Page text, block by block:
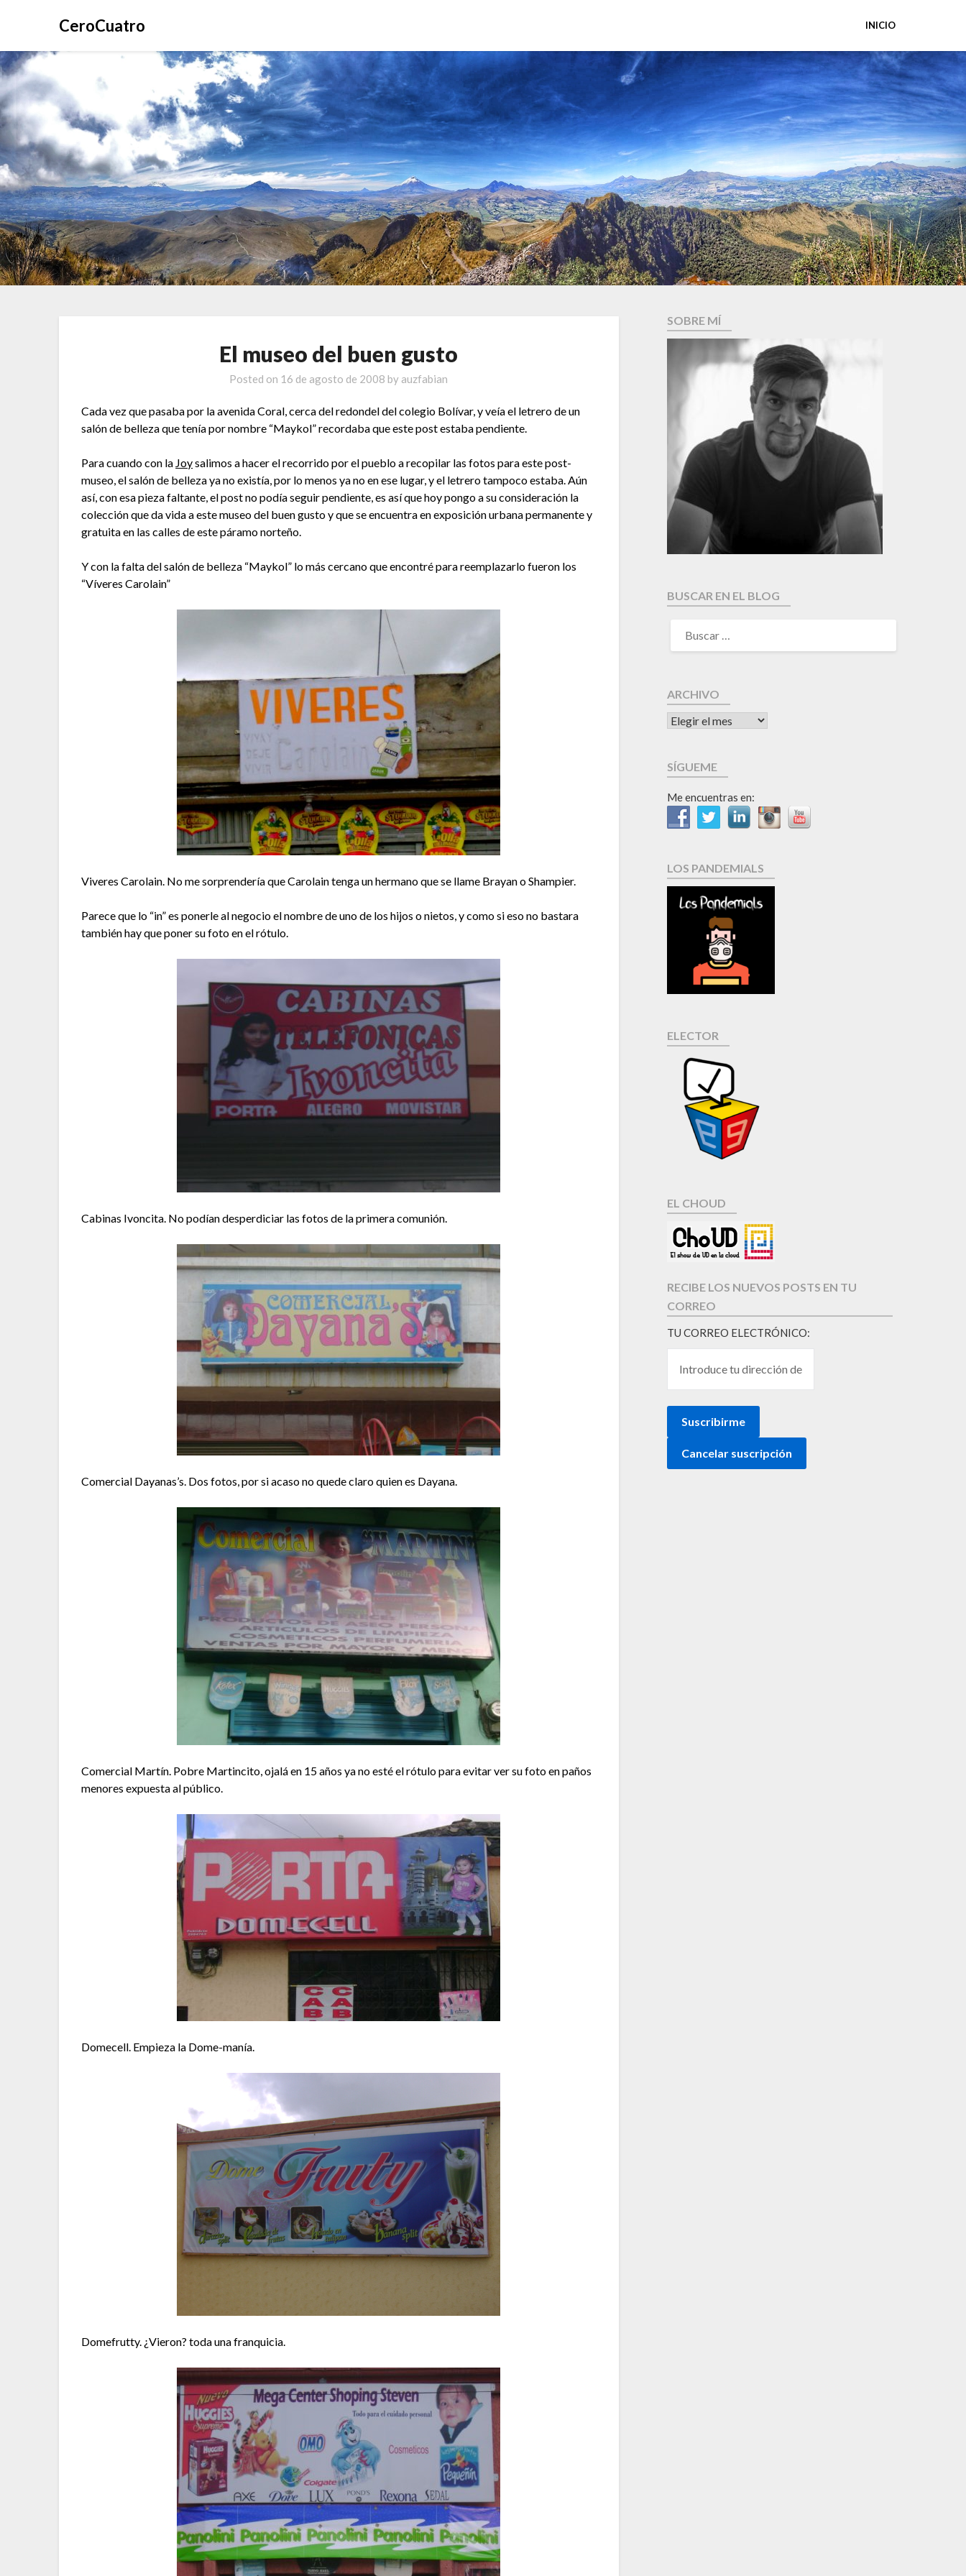
CeroCuatro INICIO
El museo del buen gusto
Posted on 16 de agosto de 2008 by auzfabian
Cada vez que pasaba por la avenida Coral, cerca del redondel del colegio Bolívar, y veía el letrero de un
salón de belleza que tenía por nombre “Maykol” recordaba que este post estaba pendiente.
Para cuando con la Joysalimos a hacer el recorrido por el pueblo a recopilar las fotos para este post-
museo, el salón de belleza ya no existía, por lo menos ya no en ese lugar, y el letrero tampoco estaba. Aún
así, con esa pieza faltante, el post no podía seguir pendiente, es así que hoy pongo a su consideración la
colección que da vida a este museo del buen gusto y que se encuentra en exposición urbana permanente y
gratuita en las calles de este páramo norteño.
Y con la falta del salón de belleza “Maykol” lo más cercano que encontré para reemplazarlo fueron los
“Víveres Carolain”
Viveres Carolain. No me sorprendería que Carolain tenga un hermano que se llame Brayan o Shampier.
Parece que lo “in” es ponerle al negocio el nombre de uno de los hijos o nietos, y como si eso no bastara
también hay que poner su foto en el rótulo.
Cabinas Ivoncita. No podían desperdiciar las fotos de la primera comunión.
Comercial Dayanas’s. Dos fotos, por si acaso no quede claro quien es Dayana.
Comercial Martín. Pobre Martincito, ojalá en 15 años ya no esté el rótulo para evitar ver su foto en paños
menores expuesta al público.
Domecell. Empieza la Dome-manía.
Domefrutty. ¿Vieron? toda una franquicia.
SOBRE MÍ
BUSCAR EN EL BLOG
ARCHIVO
SÍGUEME
Me encuentras en:
LOS PANDEMIALS
ELECTOR
EL CHOUD
RECIBE LOS NUEVOS POSTS EN TU
CORREO
TU CORREO ELECTRÓNICO: